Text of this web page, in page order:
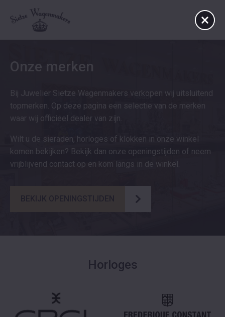
Onze merken
Bij Juwelier Sietze Wagenmakers verkopen wij uitsluitend
topmerken. Op deze pagina een selectie van de merken
waar wij officieel dealer van zijn.
Wilt u de sieraden, horloges of klokken in onze winkel
komen bekijken? Bekijk dan onze openingstijden of neem
vrijblijvend contact op en kom langs in de winkel.
Horloges